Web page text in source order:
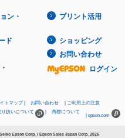
ン・
プリント活用
ド
ショッピング
お問い合わせ
ログイン
トマップ お問い合わせ
ご利用上の注意
り扱いについて
商標について
epson.com
Epson Corp. / Epson Sales Japan Corp. 2026